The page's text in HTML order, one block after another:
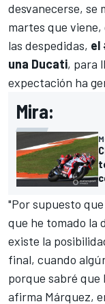
desvanecerse, se
martes que viene,
las despedidas, el
una Ducati, para
expectación ha
Mira:
"Por supuesto
que he tomado la
existe la
final, cuando
porque sabré que
afirma Márquez,